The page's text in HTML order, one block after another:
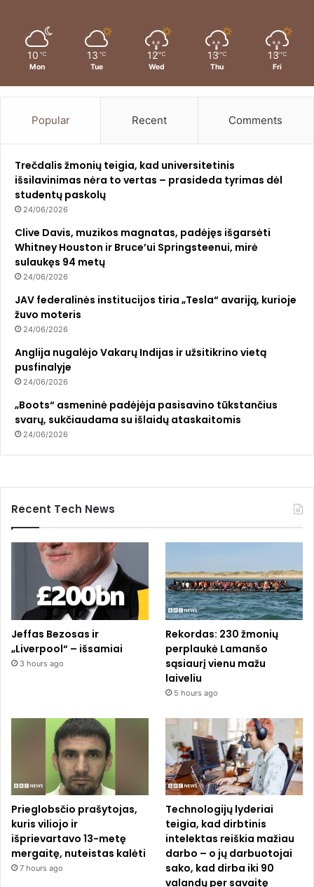
10 ℃
Mon
13 ℃
Tue
12 ℃
Wed
13 ℃
Thu
13 ℃
Fri
Popular Recent Comments
Trečdalis žmonių teigia, kad universitetinis
išsilavinimas nėra to vertas – prasideda tyrimas dėl
studentų paskolų
24/06/2026
Clive Davis, muzikos magnatas, padėjęs išgarsėti
Whitney Houston ir Bruce’ui Springsteenui, mirė
sulaukęs 94 metų
24/06/2026
JAV federalinės institucijos tiria „Tesla“ avariją, kurioje
žuvo moteris
24/06/2026
Anglija nugalėjo Vakarų Indijas ir užsitikrino vietą
pusfinalyje
24/06/2026
„Boots“ asmeninė padėjėja pasisavino tūkstančius
svarų, sukčiaudama su išlaidų ataskaitomis
24/06/2026
Recent Tech News
Jeffas Bezosas ir
„Liverpool“ – išsamiai
3 hours ago
Rekordas: 230 žmonių
perplaukė Lamanšo
sąsiaurį vienu mažu
laiveliu
5 hours ago
Prieglobsčio prašytojas,
kuris viliojo ir
išprievartavo 13-metę
mergaitę, nuteistas kalėti
7 hours ago
Technologijų lyderiai
teigia, kad dirbtinis
intelektas reiškia mažiau
darbo – o jų darbuotojai
sako, kad dirba iki 90
valandų per savaitę